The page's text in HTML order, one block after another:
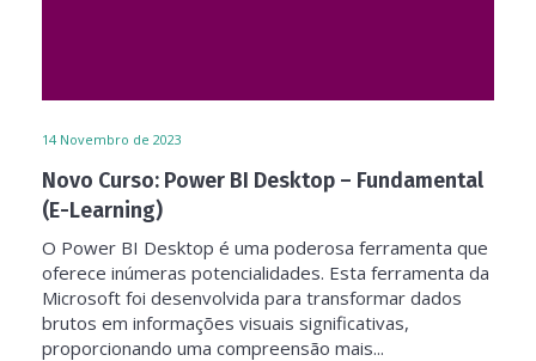
14 Novembro de 2023
Novo Curso: Power BI Desktop – Fundamental
(E-Learning)
O Power BI Desktop é uma poderosa ferramenta que
oferece inúmeras potencialidades. Esta ferramenta da
Microsoft foi desenvolvida para transformar dados
brutos em informações visuais significativas,
proporcionando uma compreensão mais...